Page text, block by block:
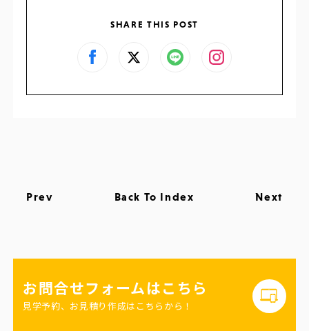
SHARE THIS POST
Prev Back To Index Next
お問合せフォームはこちら
見学予約、お見積り作成はこちらから！